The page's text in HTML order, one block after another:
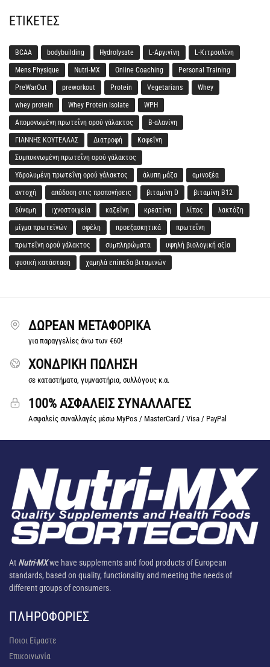
ΕΤΙΚΈΤΕΣ
BCAA bodybuilding Hydrolysate L-Αργινίνη L-Κιτρουλίνη
Mens Physique Nutri-MX Online Coaching Personal Training
PreWarOut preworkout Protein Vegetarians Whey
whey protein Whey Protein Isolate WPH
Απομονωμένη πρωτεΐνη ορού γάλακτος Β-αλανίνη
ΓΙΑΝΝΗΣ ΚΟΥΤΕΛΛΑΣ Διατροφή Καφεΐνη
Συμπυκνωμένη πρωτεΐνη ορού γάλακτος
Υδρολυμένη πρωτεΐνη ορού γάλακτος άλυπη μάζα αμινοξέα
αντοχή απόδοση στις προπονήσεις βιταμίνη D βιταμίνη Β12
δύναμη ιχνοστοιχεία καζεΐνη κρεατίνη λίπος λακτόζη
μίγμα πρωτεϊνών οφέλη προεξασκητικά πρωτεΐνη
πρωτεΐνη ορού γάλακτος συμπληρώματα υψηλή βιολογική αξία
φυσική κατάσταση χαμηλά επίπεδα βιταμινών
ΔΩΡΕΆΝ ΜΕΤΑΦΟΡΙΚΆ
για παραγγελίες άνω των €60!
ΧΟΝΔΡΙΚΗ ΠΩΛΗΣΗ
σε καταστήματα, γυμναστήρια, συλλόγους κ.α.
100% ΑΣΦΑΛΕΙΣ ΣΥΝΑΛΛΑΓΕΣ
Ασφαλείς συναλλαγές μέσω MyPos / MasterCard / Visa / PayPal
At Nutri-MXwe have supplements and food products of European
standards, based on quality, functionality and meeting the needs of
different groups of consumers.
ΠΛΗΡΟΦΟΡΊΕΣ
Ποιοι Είμαστε
Επικοινωνία